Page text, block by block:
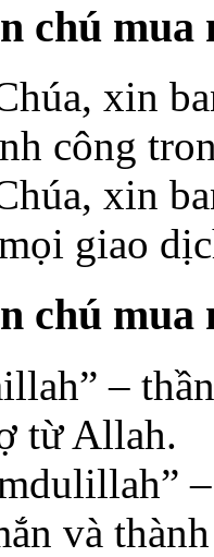
chú mua
xin
công
xin
giao
chú mua
–
từ Allah.
và